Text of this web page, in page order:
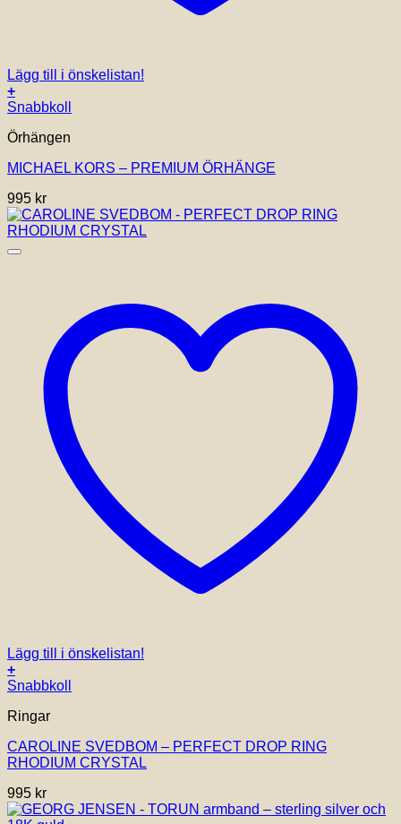
Lägg till i önskelistan!
+
Snabbkoll
Örhängen
MICHAEL KORS – PREMIUM ÖRHÄNGE
995 kr
Lägg till i önskelistan!
+
Snabbkoll
Ringar
CAROLINE SVEDBOM – PERFECT DROP RING
RHODIUM CRYSTAL
995 kr